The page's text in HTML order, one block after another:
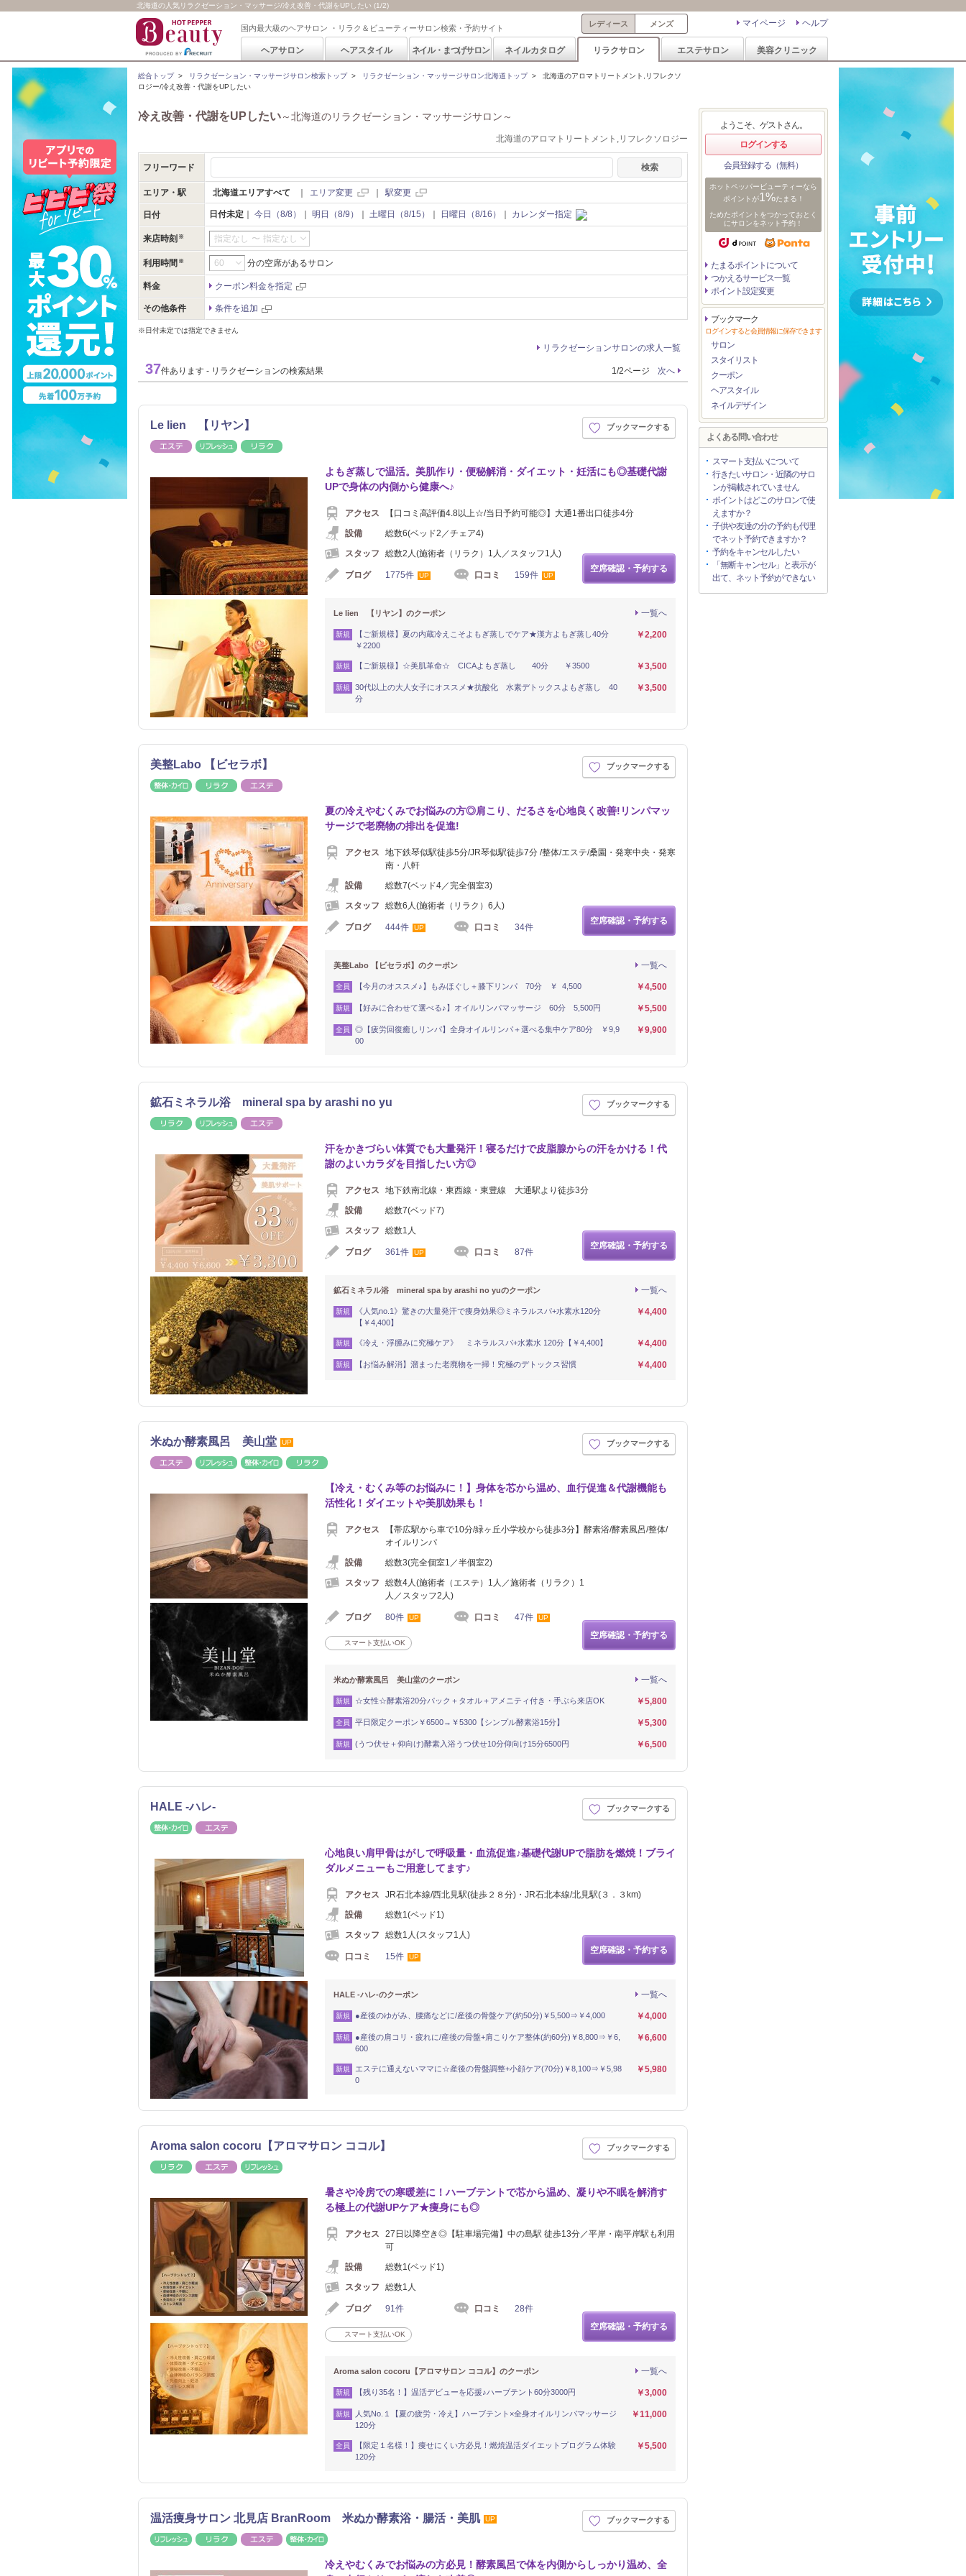
北海道の人気リラクゼーション・マッサージ/冷え改善・代謝をUPしたい (1/2)
国内最大級のヘアサロン ・リラク＆ビューティーサロン検索・予約サイト ヘルプ
マイページ
レディース メンズ
ヘアサロン ヘアスタイル ネイル・まつげサロン ネイルカタログ リラクサロン エステサロン 美容クリニック
総合トップ> リラクゼーション・マッサージサロン検索トップ> リラクゼーション・マッサージサロン北海道トップ> 北海道のアロマトリートメント,リフレクソ
ロジー/冷え改善・代謝をUPしたい
冷え改善・代謝をUPしたい～北海道のリラクゼーション・マッサージサロン～
北海道のアロマトリートメント,リフレクソロジー
フリーワード
エリア・駅 北海道エリアすべて エリア変更 駅変更
日付 日付未定 今日（8/8） 明日（8/9） 土曜日（8/15） 日曜日（8/16） カレンダー指定
来店時刻 指定なし 〜 指定なし
利用時間 分の空席があるサロン
料金 クーポン料金を指定
その他条件 条件を追加
※日付未定では指定できません
リラクゼーションサロンの求人一覧
37件あります - リラクゼーションの検索結果 1/2ページ 次へ
Le lien 【リヤン】
エステ リフレッシュ
ブックマークする
よもぎ蒸しで温活。美肌作り・便秘解消・ダイエット・妊活にも◎基礎代謝
UPで身体の内側から健康へ♪
アクセス
【口コミ高評価4.8以上☆/当日予約可能◎】大通1番出口徒歩4分
設備
総数6(ベッド2／チェア4)
スタッフ
総数2人(施術者（リラク）1人／スタッフ1人)
ブログ 1775件 UP 口コミ 159件 UP
空席確認・予約する
一覧へ
Le lien 【リヤン】のクーポン
新規
【ご新規様】夏の内蔵冷えこそよもぎ蒸しでケア★漢方よもぎ蒸し40分
￥2200
￥2,200
新規 【ご新規様】☆美肌革命☆ CICAよもぎ蒸し 40分 ￥3500 ￥3,500
新規
30代以上の大人女子にオススメ★抗酸化 水素デトックスよもぎ蒸し 40
分
￥3,500
美整Labo 【ビセラボ】
整体・カイロリラク
ブックマークする
夏の冷えやむくみでお悩みの方◎肩こり、だるさを心地良く改善!リンパマッ
サージで老廃物の排出を促進!
アクセス
地下鉄琴似駅徒歩5分/JR琴似駅徒歩7分 /整体/エステ/桑園・発寒中央・発寒
南・八軒
設備
総数7(ベッド4／完全個室3)
スタッフ
総数6人(施術者（リラク）6人)
ブログ 444件 UP 口コミ 34件
空席確認・予約する
一覧へ
美整Labo 【ビセラボ】のクーポン
全員 【今月のオススメ♪】もみほぐし＋膝下リンパ 70分 ￥ 4,500 ￥4,500
新規 【好みに合わせて選べる♪】オイルリンパマッサージ 60分 5,500円 ￥5,500
全員
◎【疲労回復癒しリンパ】全身オイルリンパ＋選べる集中ケア80分 ￥9,9
00
￥9,900
鉱石ミネラル浴 mineral spa by arashi no yu
リラク リフレッシュ
ブックマークする
汗をかきづらい体質でも大量発汗！寝るだけで皮脂腺からの汗をかける！代
謝のよいカラダを目指したい方◎
アクセス
地下鉄南北線・東西線・東豊線 大通駅より徒歩3分
設備
総数7(ベッド7)
スタッフ
総数1人
ブログ 361件 UP 口コミ 87件
空席確認・予約する
一覧へ
鉱石ミネラル浴 mineral spa by arashi no yuのクーポン
新規
《人気no.1》驚きの大量発汗で痩身効果◎ミネラルスパ+水素水120分
【￥4,400】
￥4,400
新規 《冷え・浮腫みに究極ケア》 ミネラルスパ+水素水 120分【￥4,400】 ￥4,400
新規 【お悩み解消】溜まった老廃物を一掃！究極のデトックス習慣 ￥4,400
米ぬか酵素風呂 美山堂 UP
エステ リフレッシュ整体・カイロ
ブックマークする
【冷え・むくみ等のお悩みに！】身体を芯から温め、血行促進＆代謝機能も
活性化！ダイエットや美肌効果も！
アクセス
【帯広駅から車で10分/緑ヶ丘小学校から徒歩3分】酵素浴/酵素風呂/整体/
オイルリンパ
設備
総数3(完全個室1／半個室2)
スタッフ
総数4人(施術者（エステ）1人／施術者（リラク）1
人／スタッフ2人)
ブログ 80件 UP 口コミ 47件 UP
スマート支払いOK
空席確認・予約する
一覧へ
米ぬか酵素風呂 美山堂のクーポン
新規 ☆女性☆酵素浴20分パック＋タオル＋アメニティ付き・手ぶら来店OK ￥5,800
全員 平日限定クーポン￥6500→￥5300【シンプル酵素浴15分】 ￥5,300
新規 (うつ伏せ＋仰向け)酵素入浴うつ伏せ10分仰向け15分6500円 ￥6,500
HALE -ハレ-
整体・カイロ
ブックマークする
心地良い肩甲骨はがしで呼吸量・血流促進♪基礎代謝UPで脂肪を燃焼！ブライ
ダルメニューもご用意してます♪
アクセス
JR石北本線/西北見駅(徒歩２８分)・JR石北本線/北見駅(３．３km)
設備
総数1(ベッド1)
スタッフ
総数1人(スタッフ1人)
口コミ 15件 UP
空席確認・予約する
一覧へ
HALE -ハレ-のクーポン
新規 ●産後のゆがみ、腰痛などに/産後の骨盤ケア(約50分)￥5,500⇒￥4,000 ￥4,000
新規
●産後の肩コリ・疲れに/産後の骨盤+肩こりケア整体(約60分)￥8,800⇒￥6,
600
￥6,600
新規
エステに通えないママに☆産後の骨盤調整+小顔ケア(70分)￥8,100⇒￥5,98
0
￥5,980
Aroma salon cocoru【アロマサロン ココル】
リラク エステ
ブックマークする
暑さや冷房での寒暖差に！ハーブテントで芯から温め、凝りや不眠を解消す
る極上の代謝UPケア★痩身にも◎
アクセス
27日以降空き◎【駐車場完備】中の島駅 徒歩13分／平岸・南平岸駅も利用
可
設備
総数1(ベッド1)
スタッフ
総数1人
ブログ 91件 口コミ 28件
スマート支払いOK
空席確認・予約する
一覧へ
Aroma salon cocoru【アロマサロン ココル】のクーポン
新規 【残り35名！】温活デビューを応援♪ハーブテント60分3000円 ￥3,000
新規
人気No.１【夏の疲労・冷え】ハーブテント×全身オイルリンパマッサージ
120分
￥11,000
全員
【限定１名様！】痩せにくい方必見！燃焼温活ダイエットプログラム体験
120分
￥5,500
温活痩身サロン 北見店 BranRoom 米ぬか酵素浴・腸活・美肌 UP
リフレッシュリラク エステ
ブックマークする
冷えやむくみでお悩みの方必見！酵素風呂で体を内側からしっかり温め、全
ようこそ、ゲストさん。
ログインする
会員登録する（無料）
ホットペッパービューティーなら
ポイントが1%たまる！
ためたポイントをつかっておとく
にサロンをネット予約！
たまるポイントについて
つかえるサービス一覧
ポイント設定変更
ブックマーク
ログインすると会員情報に保存できます
サロン
スタイリスト
クーポン
ヘアスタイル
ネイルデザイン
よくある問い合わせ
スマート支払いについて
行きたいサロン・近隣のサロ
ンが掲載されていません
ポイントはどこのサロンで使
えますか？
子供や友達の分の予約も代理
でネット予約できますか？
予約をキャンセルしたい
「無断キャンセル」と表示が
出て、ネット予約ができない